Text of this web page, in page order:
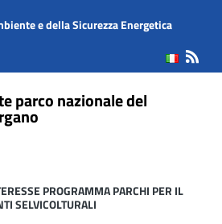
e della Sicurezza Energetica
parco nazionale del
PROGRAMMA PARCHI PER IL
SELVICOLTURALI